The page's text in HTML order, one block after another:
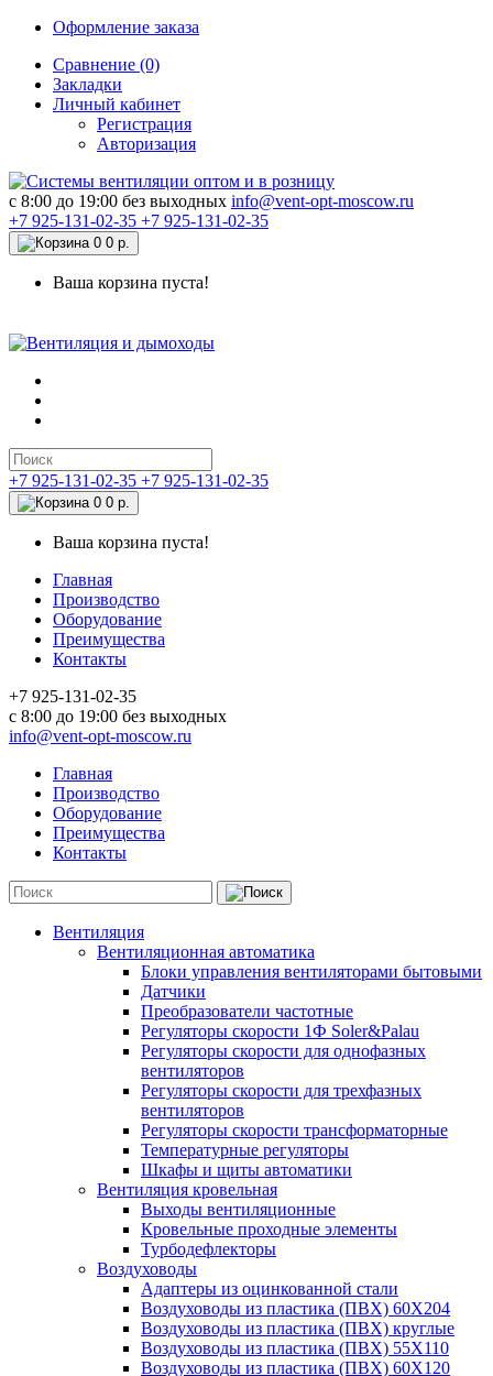
Оформление заказа
Сравнение (0)
Закладки
Личный кабинет
Регистрация
Авторизация
c 8:00 до 19:00 без выходных info@vent-opt-moscow.ru
+7 925-131-02-35 +7 925-131-02-35
0 0 р.
Ваша корзина пуста!
+7 925-131-02-35 +7 925-131-02-35
0 0 р.
Ваша корзина пуста!
Главная
Производство
Оборудование
Преимущества
Контакты
+7 925-131-02-35
c 8:00 до 19:00 без выходных
info@vent-opt-moscow.ru
Главная
Производство
Оборудование
Преимущества
Контакты
Вентиляция
Вентиляционная автоматика
Блоки управления вентиляторами бытовыми
Датчики
Преобразователи частотные
Регуляторы скорости 1Ф Soler&Palau
Регуляторы скорости для однофазных
вентиляторов
Регуляторы скорости для трехфазных
вентиляторов
Регуляторы скорости трансформаторные
Температурные регуляторы
Шкафы и щиты автоматики
Вентиляция кровельная
Выходы вентиляционные
Кровельные проходные элементы
Турбодефлекторы
Воздуховоды
Адаптеры из оцинкованной стали
Воздуховоды из пластика (ПВХ) 60Х204
Воздуховоды из пластика (ПВХ) круглые
Воздуховоды из пластика (ПВХ) 55Х110
Воздуховоды из пластика (ПВХ) 60Х120